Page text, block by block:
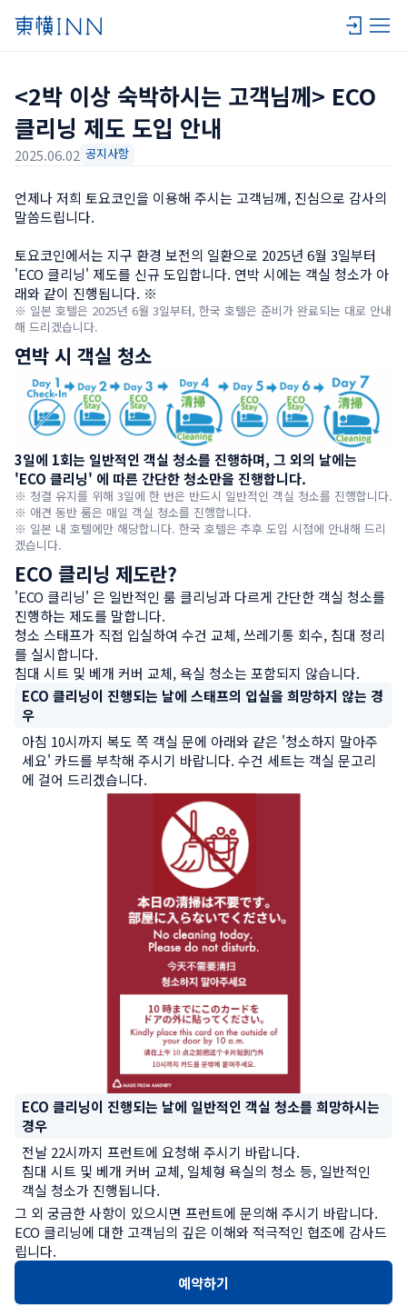
<2박 이상 숙박하시는 고객님께> ECO
클리닝 제도 도입 안내
2025.06.02 공지사항
언제나 저희 토요코인을 이용해 주시는 고객님께, 진심으로 감사의
말씀드립니다.
토요코인에서는 지구 환경 보전의 일환으로 2025년 6월 3일부터
'ECO 클리닝' 제도를 신규 도입합니다. 연박 시에는 객실 청소가 아
래와 같이 진행됩니다. ※
※ 일본 호텔은 2025년 6월 3일부터, 한국 호텔은 준비가 완료되는 대로 안내
해 드리겠습니다.
연박 시 객실 청소
3일에 1회는 일반적인 객실 청소를 진행하며, 그 외의 날에는
'ECO 클리닝' 에 따른 간단한 청소만을 진행합니다.
※ 청결 유지를 위해 3일에 한 번은 반드시 일반적인 객실 청소를 진행합니다.
※ 애견 동반 룸은 매일 객실 청소를 진행합니다.
※ 일본 내 호텔에만 해당합니다. 한국 호텔은 추후 도입 시점에 안내해 드리
겠습니다.
ECO 클리닝 제도란?
'ECO 클리닝' 은 일반적인 룸 클리닝과 다르게 간단한 객실 청소를
진행하는 제도를 말합니다.
청소 스태프가 직접 입실하여 수건 교체, 쓰레기통 회수, 침대 정리
를 실시합니다.
침대 시트 및 베개 커버 교체, 욕실 청소는 포함되지 않습니다.
ECO 클리닝이 진행되는 날에 스태프의 입실을 희망하지 않는 경
우
아침 10시까지 복도 쪽 객실 문에 아래와 같은 '청소하지 말아주
세요' 카드를 부착해 주시기 바랍니다. 수건 세트는 객실 문고리
에 걸어 드리겠습니다.
ECO 클리닝이 진행되는 날에 일반적인 객실 청소를 희망하시는
경우
전날 22시까지 프런트에 요청해 주시기 바랍니다.
침대 시트 및 베개 커버 교체, 일체형 욕실의 청소 등, 일반적인
객실 청소가 진행됩니다.
그 외 궁금한 사항이 있으시면 프런트에 문의해 주시기 바랍니다.
ECO 클리닝에 대한 고객님의 깊은 이해와 적극적인 협조에 감사드
립니다.
예약하기